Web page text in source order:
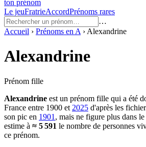
ton prénom
Le jeuFratrieAccordPrénoms rares
…
Accueil › Prénoms en A › Alexandrine
Alexandrine
Prénom fille
Alexandrine est un prénom fille qui a été
France entre 1900 et 2025 d'après les
son pic en 1901 , mais ne figure plus dans
estime à ≈ 5 591 le nombre de personnes
ce prénom.